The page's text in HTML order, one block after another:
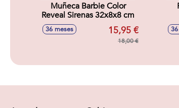
Muñeca Barbie Color
Reveal Sirenas 32x8x8 cm
36 meses 15,95 €
18,00 €